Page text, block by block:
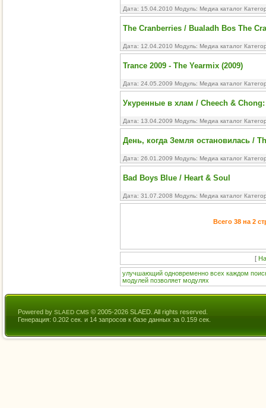
Дата: 15.04.2010 Модуль: Медиа каталог
The Cranberries / Bualadh Bos The
Дата: 12.04.2010 Модуль: Медиа каталог
Trance 2009 - The Yearmix (2009)
Дата: 24.05.2009 Модуль: Медиа каталог
Укуренные в хлам / Cheech &
Дата: 13.04.2009 Модуль: Медиа каталог
День, когда Земля остановилась /
Дата: 26.01.2009 Модуль: Медиа каталог
Bad Boys Blue / Heart & Soul
Дата: 31.07.2008 Модуль: Медиа каталог
Всего 38 на 2
[
улучшающий одновременно всех каждом
модулей позволяет модулях
Powered by SLAED CMS © 2005-2026 SLAED. All rights reserved.
Генерация: 0.202 сек. и 14 запросов к базе данных за 0.159 сек.